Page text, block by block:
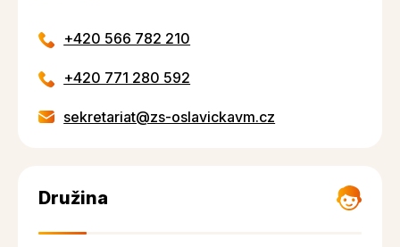
+420 566 782 210
+420 771 280 592
sekretariat@zs-oslavickavm.cz
Družina